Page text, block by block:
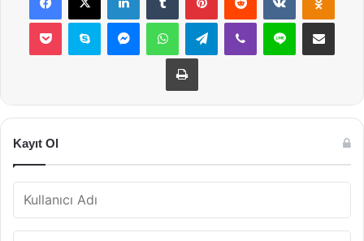
Pocket Skype MessengerWhatsAppTelegramViber Line E-Posta ile
Yazdır
Kayıt Ol